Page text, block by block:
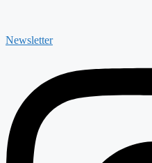
Newsletter